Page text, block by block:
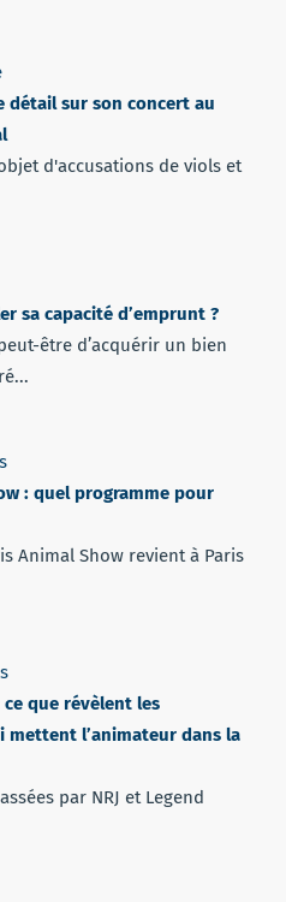
détail sur son concert au
d'accusations de viols et
sa capacité d’emprunt ?
être d’acquérir un bien
: quel programme pour
Animal Show revient à Paris
que révèlent les
mettent l’animateur dans la
par NRJ et Legend